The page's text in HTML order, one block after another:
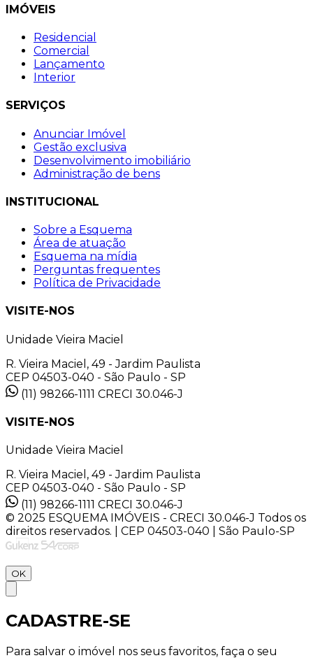
IMÓVEIS
Residencial
Comercial
Lançamento
Interior
SERVIÇOS
Anunciar Imóvel
Gestão exclusiva
Desenvolvimento imobiliário
Administração de bens
INSTITUCIONAL
Sobre a Esquema
Área de atuação
Esquema na mídia
Perguntas frequentes
Política de Privacidade
VISITE-NOS
Unidade Vieira Maciel
R. Vieira Maciel, 49 - Jardim Paulista
CEP 04503-040 - São Paulo - SP
(11) 98266-1111 CRECI 30.046-J
VISITE-NOS
Unidade Vieira Maciel
R. Vieira Maciel, 49 - Jardim Paulista
CEP 04503-040 - São Paulo - SP
(11) 98266-1111 CRECI 30.046-J
© 2025 ESQUEMA IMÓVEIS - CRECI 30.046-J Todos os
direitos reservados. | CEP 04503-040 | São Paulo-SP
OK
CADASTRE-SE
Para salvar o imóvel nos seus favoritos, faça o seu